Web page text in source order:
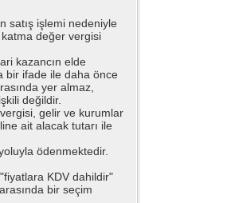
satış işlemi nedeniyle
değer vergisi
kazancın elde
bir ifade ile daha önce
yer almaz,
değildir.
gelir ve kurumlar
ait alacak tutarı ile
ödenmektedir.
KDV dahildir"
bir seçim